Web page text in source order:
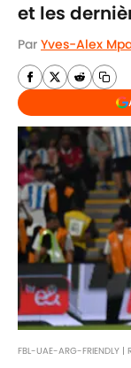
et les
Par Yves-Alex
FBL-UAE-ARG-FRIENDLY